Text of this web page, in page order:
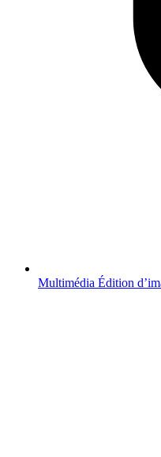
Multimédia Édition